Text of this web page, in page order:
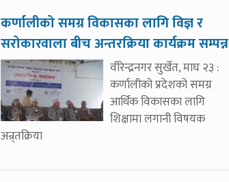
कर्णालीको समग्र विकासका लागि विज्ञ र
सरोकारवाला बीच अन्तरक्रिया कार्यक्रम सम्पन्न
वीरेन्द्रनगर सुर्खेत, माघ २३ :
कर्णालीको प्रदेशको समग्र
आर्थिक विकासका लागि
शिक्षामा लगानी विषयक
अन्र्तक्रिया